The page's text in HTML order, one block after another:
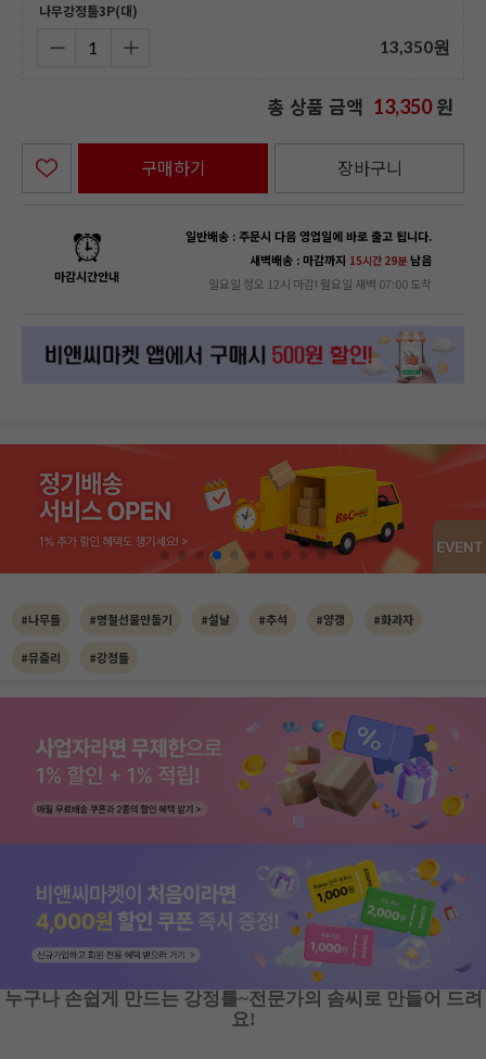
나무강정틀3P(대)
13,350원
총 상품 금액 13,350 원
구매하기 장바구니
마감시간안내
일반배송 : 주문시 다음 영업일에 바로 출고 됩니다.
새벽배송 : 마감까지 15시간 29분남음
일요일 정오 12시 마감! 월요일 새벽 07:00 도착
#나무틀 #명절선물만들기 #설날 #추석 #양갱 #화과자
#뮤즐리 #강정틀
누구나 손쉽게 만드는 강정틀~전문가의 솜씨로 만들어 드려
요!